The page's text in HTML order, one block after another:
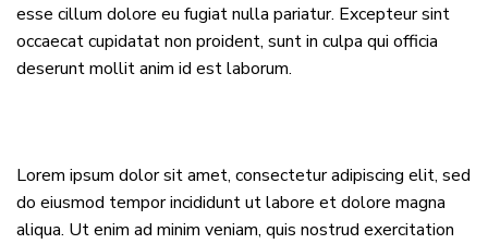
esse cillum dolore eu fugiat nulla pariatur. Excepteur sint
occaecat cupidatat non proident, sunt in culpa qui officia
deserunt mollit anim id est laborum.
Lorem ipsum dolor sit amet, consectetur adipiscing elit, sed
do eiusmod tempor incididunt ut labore et dolore magna
aliqua. Ut enim ad minim veniam, quis nostrud exercitation